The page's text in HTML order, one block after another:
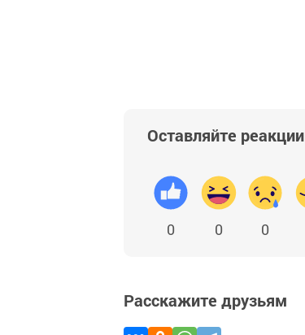
Оставляйте реакции
0 0 0
Расскажите друзьям